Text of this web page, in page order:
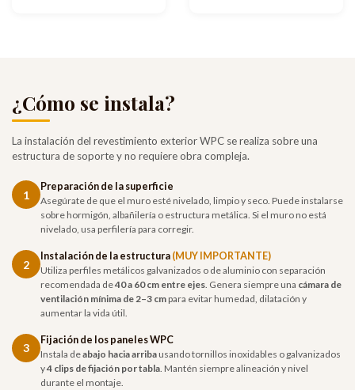
¿Cómo se instala?
La instalación del revestimiento exterior WPC se realiza sobre una
estructura de soporte y no requiere obra compleja.
1
Preparación de la superficie
Asegúrate de que el muro esté nivelado, limpio y seco. Puede instalarse
sobre hormigón, albañilería o estructura metálica. Si el muro no está
nivelado, usa perfilería para corregir.
2
Instalación de la estructura (MUY IMPORTANTE)
Utiliza perfiles metálicos galvanizados o de aluminio con separación
recomendada de40 a 60 cm entre ejes. Genera siempre una cámara de
ventilación mínima de 2–3 cm para evitar humedad, dilatación y
aumentar la vida útil.
3
Fijación de los paneles WPC
Instala deabajo hacia arriba usando tornillos inoxidables o galvanizados
y4 clips de fijación por tabla. Mantén siempre alineación y nivel
durante el montaje.